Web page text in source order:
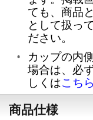
ても、商品
として扱っ
ださい。
カップの内
場合は、必
しくはこちら
商品仕様